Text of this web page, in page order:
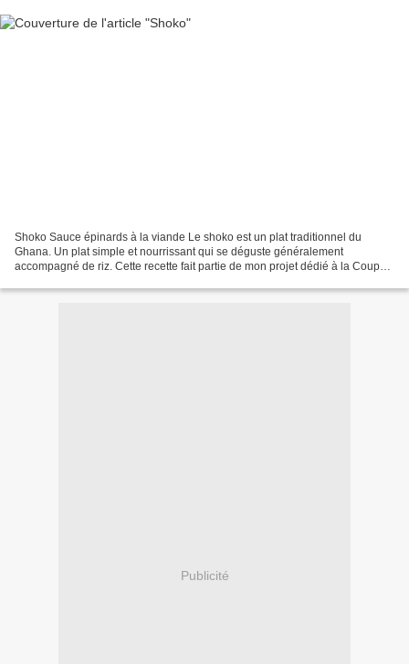
Shoko Sauce épinards à la viande Le shoko est un plat traditionnel du
Ghana. Un plat simple et nourrissant qui se déguste généralement
accompagné de riz. Cette recette fait partie de mon projet dédié à la Coupe
Publicité